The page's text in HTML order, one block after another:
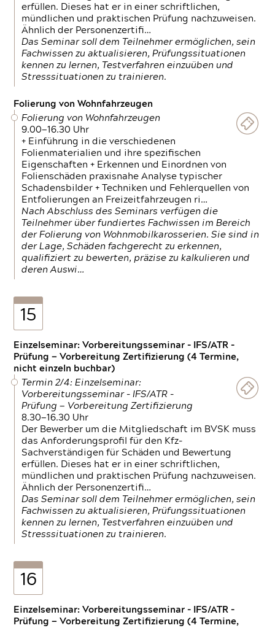
erfüllen. Dieses hat er in einer schriftlichen,
mündlichen und praktischen Prüfung nachzuweisen.
Ähnlich der Personenzertifi…
Das Seminar soll dem Teilnehmer ermöglichen, sein
Fachwissen zu aktualisieren, Prüfungssituationen
kennen zu lernen, Testverfahren einzuüben und
Stresssituationen zu trainieren.
Folierung von Wohnfahrzeugen
Folierung von Wohnfahrzeugen
9.00—16.30 Uhr
+ Einführung in die verschiedenen
Folienmaterialien und ihre spezifischen
Eigenschaften + Erkennen und Einordnen von
Folienschäden praxisnahe Analyse typischer
Schadensbilder + Techniken und Fehlerquellen von
Entfolierungen an Freizeitfahrzeugen ri…
Nach Abschluss des Seminars verfügen die
Teilnehmer über fundiertes Fachwissen im Bereich
der Folierung von Wohnmobilkarosserien. Sie sind in
der Lage, Schäden fachgerecht zu erkennen,
qualifiziert zu bewerten, präzise zu kalkulieren und
deren Auswi…
15
Einzelseminar: Vorbereitungsseminar - IFS/ATR -
Prüfung — Vorbereitung Zertifizierung (4 Termine,
nicht einzeln buchbar)
Termin 2/4: Einzelseminar:
Vorbereitungsseminar - IFS/ATR -
Prüfung — Vorbereitung Zertifizierung
8.30—16.30 Uhr
Der Bewerber um die Mitgliedschaft im BVSK muss
das Anforderungsprofil für den Kfz-
Sachverständigen für Schäden und Bewertung
erfüllen. Dieses hat er in einer schriftlichen,
mündlichen und praktischen Prüfung nachzuweisen.
Ähnlich der Personenzertifi…
Das Seminar soll dem Teilnehmer ermöglichen, sein
Fachwissen zu aktualisieren, Prüfungssituationen
kennen zu lernen, Testverfahren einzuüben und
Stresssituationen zu trainieren.
16
Einzelseminar: Vorbereitungsseminar - IFS/ATR -
Prüfung — Vorbereitung Zertifizierung (4 Termine,